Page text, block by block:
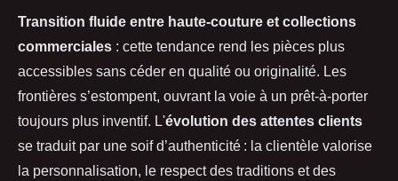
Transition fluide entre haute-couture et collections
commerciales : cette tendance rend les pièces plus
accessibles sans céder en qualité ou originalité. Les
frontières s’estompent, ouvrant la voie à un prêt-à-porter
toujours plus inventif. L'évolution des attentes clients
se traduit par une soif d’authenticité : la clientèle valorise
la personnalisation, le respect des traditions et des